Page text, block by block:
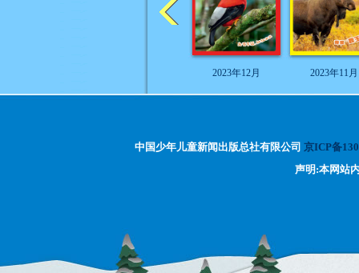
2023年12月 2023年11月
中国少年儿童新闻出版总社有限公司 京ICP备
声明:本网站